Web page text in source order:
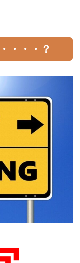
・・・？